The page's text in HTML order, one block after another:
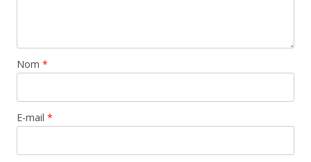
Nom *
E-mail *